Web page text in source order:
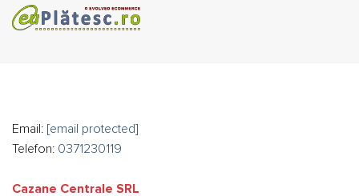
Email: [email protected]
Telefon: 0371230119
Cazane Centrale SRL